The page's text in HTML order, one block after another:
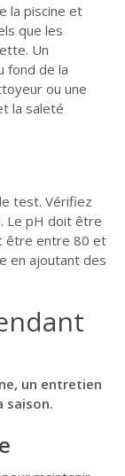
la piscine et
que les
Un
fond de la
ou une
la saleté
test. Vérifiez
Le pH doit être
être entre 80 et
en ajoutant des
un entretien
saison.